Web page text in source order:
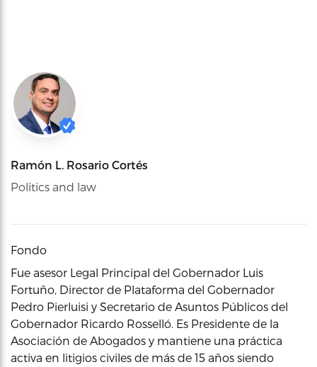
Ramón L. Rosario Cortés
Politics and law
Fondo
Fue asesor Legal Principal del Gobernador Luis
Fortuño, Director de Plataforma del Gobernador
Pedro Pierluisi y Secretario de Asuntos Públicos del
Gobernador Ricardo Rosselló. Es Presidente de la
Asociación de Abogados y mantiene una práctica
activa en litigios civiles de más de 15 años siendo